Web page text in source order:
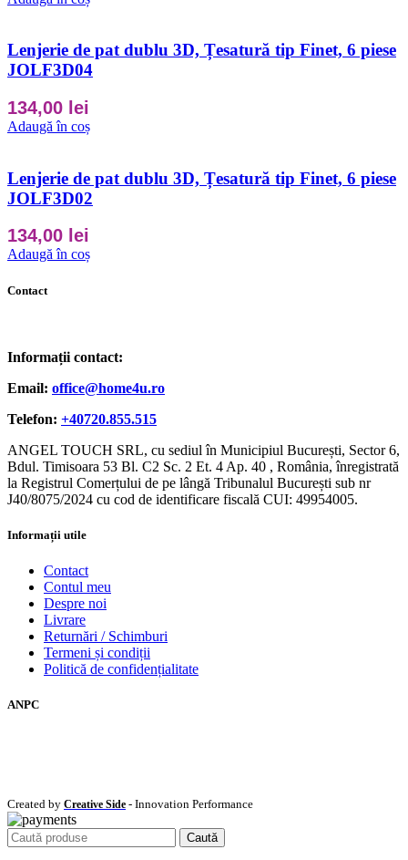
Lenjerie de pat dublu 3D, Țesatură tip Finet, 6 piese
JOLF3D04
134,00 lei
Adaugă în coș
Lenjerie de pat dublu 3D, Țesatură tip Finet, 6 piese
JOLF3D02
134,00 lei
Adaugă în coș
Contact
Informații contact:
Email: office@home4u.ro
Telefon: +40720.855.515
ANGEL TOUCH SRL, cu sediul în Municipiul București, Sector 6,
Bdul. Timisoara 53 Bl. C2 Sc. 2 Et. 4 Ap. 40 , România, înregistrată
la Registrul Comerțului de pe lângă Tribunalul București sub nr
J40/8075/2024 cu cod de identificare fiscală CUI: 49954005.
Informații utile
Contact
Contul meu
Despre noi
Livrare
Returnări / Schimburi
Termeni și condiții
Politică de confidențialitate
ANPC
Created by Creative Side - Innovation Performance
Caută